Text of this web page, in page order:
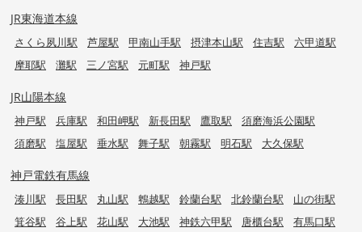
JR東海道本線
さくら夙川駅 芦屋駅 甲南山手駅 摂津本山駅 住吉駅
六甲道駅
摩耶駅
灘駅 三ノ宮駅 元町駅 神戸駅
JR山陽本線
神戸駅 兵庫駅 和田岬駅 新長田駅 鷹取駅
須磨海浜公園駅
須磨駅
塩屋駅 垂水駅 舞子駅 朝霧駅 明石駅 大久保駅
神戸電鉄有馬線
湊川駅 長田駅 丸山駅 鵯越駅 鈴蘭台駅 北鈴蘭台駅
山の街駅
箕谷駅
谷上駅 花山駅 大池駅 神鉄六甲駅 唐櫃台駅
有馬口駅